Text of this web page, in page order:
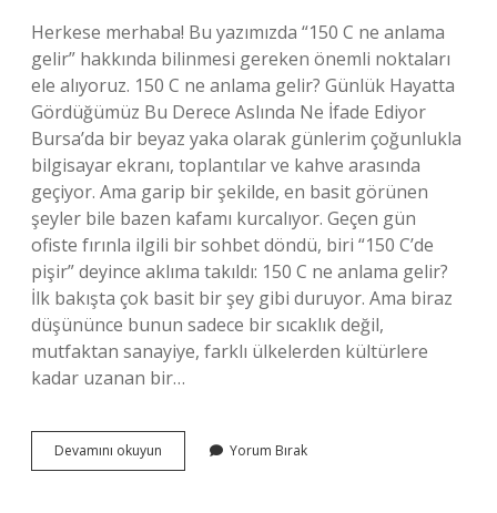
Herkese merhaba! Bu yazımızda “150 C ne anlama
gelir” hakkında bilinmesi gereken önemli noktaları
ele alıyoruz. 150 C ne anlama gelir? Günlük Hayatta
Gördüğümüz Bu Derece Aslında Ne İfade Ediyor
Bursa’da bir beyaz yaka olarak günlerim çoğunlukla
bilgisayar ekranı, toplantılar ve kahve arasında
geçiyor. Ama garip bir şekilde, en basit görünen
şeyler bile bazen kafamı kurcalıyor. Geçen gün
ofiste fırınla ilgili bir sohbet döndü, biri “150 C’de
pişir” deyince aklıma takıldı: 150 C ne anlama gelir?
İlk bakışta çok basit bir şey gibi duruyor. Ama biraz
düşününce bunun sadece bir sıcaklık değil,
mutfaktan sanayiye, farklı ülkelerden kültürlere
kadar uzanan bir…
Devamını okuyun
C
Yorum Bırak